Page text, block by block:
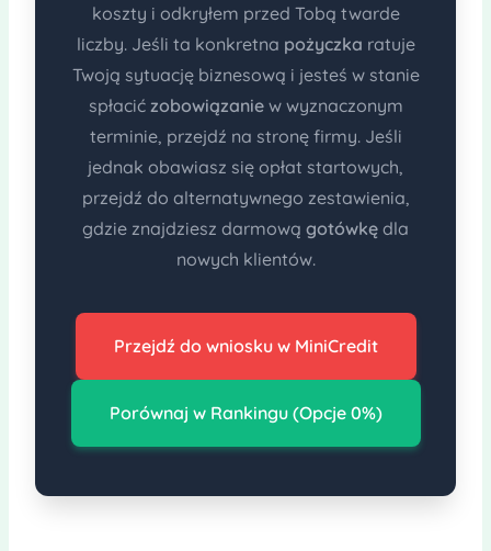
koszty i odkryłem przed Tobą twarde
liczby. Jeśli ta konkretna pożyczka ratuje
Twoją sytuację biznesową i jesteś w stanie
spłacić zobowiązaniew wyznaczonym
terminie, przejdź na stronę firmy. Jeśli
jednak obawiasz się opłat startowych,
przejdź do alternatywnego zestawienia,
gdzie znajdziesz darmową gotówkę dla
nowych klientów.
Przejdź do wniosku w MiniCredit
Porównaj w Rankingu (Opcje 0%)